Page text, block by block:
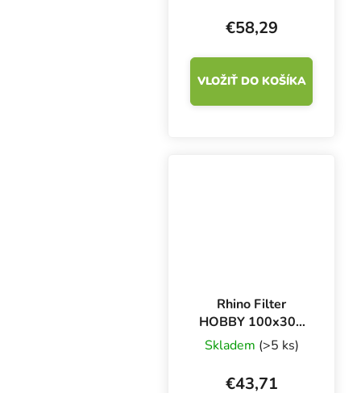
€58,29
VLOŽIŤ DO KOŠÍKA
Rhino Filter
HOBBY 100x300
mm, 350 m3/h
Skladem (>5 ks)
€43,71